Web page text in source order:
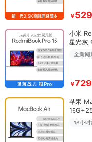
￥
小米
星光灰
全新飓
￥
苹果
18小时